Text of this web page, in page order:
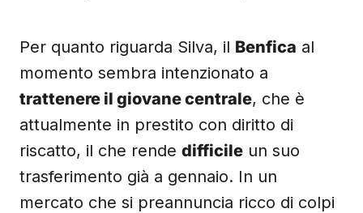
Per quanto riguarda Silva, il Benfica al
momento sembra intenzionato a
trattenere il giovane centrale, che è
attualmente in prestito con diritto di
riscatto, il che rende difficile un suo
trasferimento già a gennaio. In un
mercato che si preannuncia ricco di colpi